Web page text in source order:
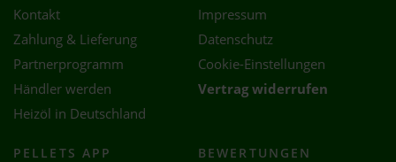
Kontakt
Zahlung & Lieferung
Partnerprogramm
Händler werden
Heizöl in Deutschland
Impressum
Datenschutz
Cookie-Einstellungen
Vertrag widerrufen
PELLETS APP BEWERTUNGEN